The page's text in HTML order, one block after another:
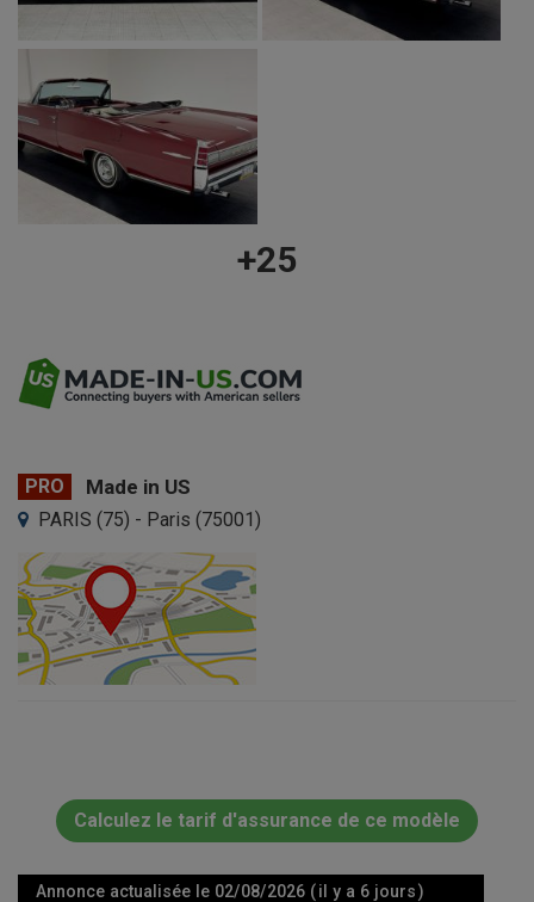
+25
PRO Made in US
PARIS (75) - Paris (75001)
Calculez le tarif d'assurance de ce modèle
Annonce actualisée le 02/08/2026 ( il y a 6 jours )